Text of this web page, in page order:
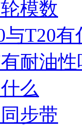
模数
与T20有
耐油性
么
步带